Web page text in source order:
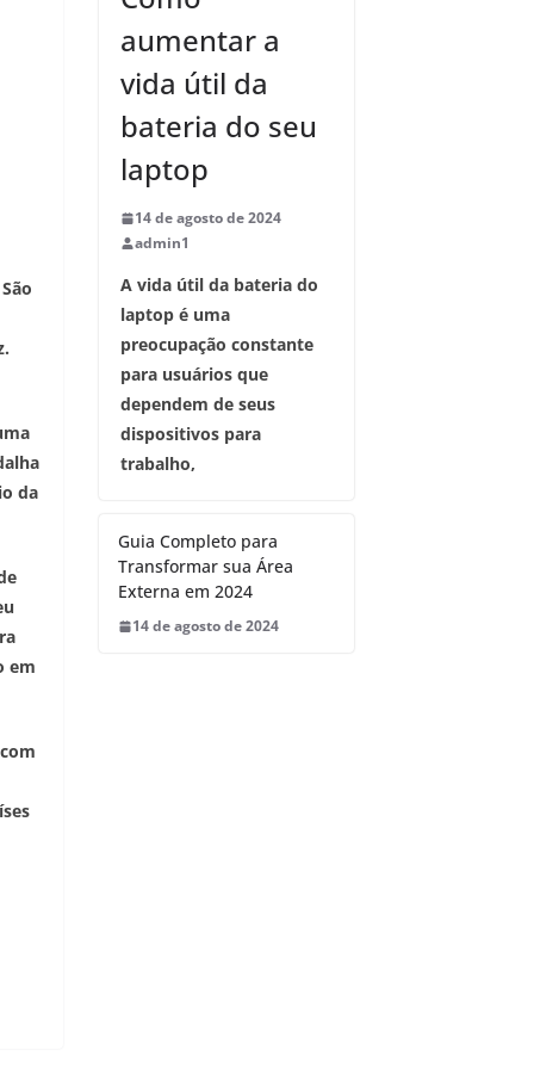
da
em
aumentar a
vida útil da
bateria do seu
laptop
14 de agosto de 2024
admin1
A vida útil da bateria do
laptop é uma
preocupação constante
para usuários que
dependem de seus
dispositivos para
trabalho,
Guia Completo para
Transformar sua Área
Externa em 2024
14 de agosto de 2024